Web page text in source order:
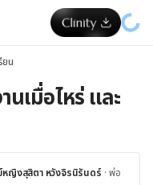
ยน
นเมื่อไหร่ และ
ญิงสุสิตา หวังจิรนิรันดร์ · พ่อ